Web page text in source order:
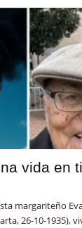
vida en
margariteño
26-10-1935),